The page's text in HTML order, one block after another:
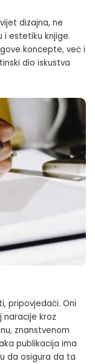
dizajna, ne
i estetiku knjige.
koncepte, već i
dio iskustva
pripovjedači. Oni
naracije kroz
znanstvenom
publikacija ima
da osigura da ta